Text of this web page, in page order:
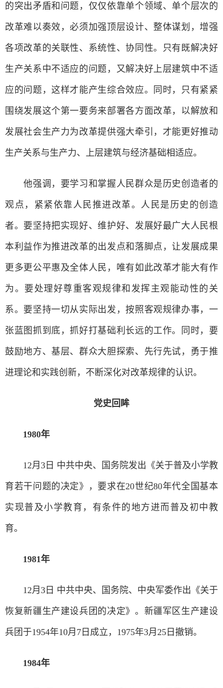
的突出矛盾和问题，仅仅依靠单个领域、单个层次的
改革难以奏效，必须加强顶层设计、整体谋划，增强
各项改革的关联性、系统性、协同性。只有既解决好
生产关系中不适应的问题，又解决好上层建筑中不适
应的问题，这样才能产生综合效应。同时，只有紧紧
围绕发展这个第一要务来部署各方面改革，以解放和
发展社会生产力为改革提供强大牵引，才能更好推动
生产关系与生产力、上层建筑与经济基础相适应。
他强调，要学习和掌握人民群众是历史创造者的
观点，紧紧依靠人民推进改革。人民是历史的创造
者。要坚持把实现好、维护好、发展好最广大人民根
本利益作为推进改革的出发点和落脚点，让发展成果
更多更公平惠及全体人民，唯有如此改革才能大有作
为。要处理好尊重客观规律和发挥主观能动性的关
系。要坚持一切从实际出发，按照客观规律办事，一
张蓝图抓到底，抓好打基础利长远的工作。同时，要
鼓励地方、基层、群众大胆探索、先行先试，勇于推
进理论和实践创新，不断深化对改革规律的认识。
党史回眸
1980年
12月3日 中共中央、国务院发出《关于普及小学教
育若干问题的决定》，要求在20世纪80年代全国基本
实现普及小学教育，有条件的地方进而普及初中教
育。
1981年
12月3日 中共中央、国务院、中央军委作出《关于
恢复新疆生产建设兵团的决定》。新疆军区生产建设
兵团于1954年10月7日成立，1975年3月25日撤销。
1984年